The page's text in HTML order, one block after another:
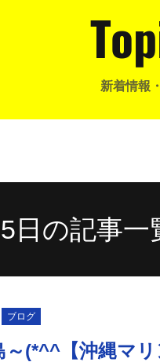
新着情報
日の記事一
ブログ
～(*^^【沖縄マ